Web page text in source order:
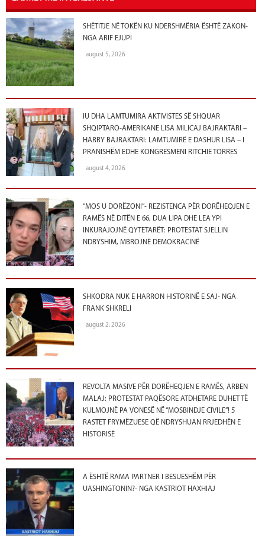
SHËTITJE NË TOKËN KU NDERSHMËRIA ËSHTË ZAKON-
NGA ARIF EJUPI
august 5, 2026
IU DHA LAMTUMIRA AKTIVISTES SË SHQUAR
SHQIPTARO-AMERIKANE LISA MILICAJ BAJRAKTARI –
HARRY BAJRAKTARI: LAMTUMIRË E DASHUR LISA – I
PRANISHËM EDHE KONGRESMENI RITCHIE TORRES
august 4, 2026
“MOS U DORËZONI”- REZISTENCA PËR DORËHEQJEN E
RAMËS NË DITËN E 66, DUA LIPA DHE LEA YPI
INKURAJOJNË QYTETARËT: PROTESTAT SJELLIN
NDRYSHIM, MBROJNË DEMOKRACINË
SHKODRA NUK E HARRON HISTORINË E SAJ- NGA
FRANK SHKRELI
august 2, 2026
REVOLTA MASIVE PËR DORËHEQJEN E RAMËS, ARBEN
MALAJ: PROTESTAT PAQËSORE ATDHETARE DUHET TË
KULMOJNË PA VONESË NË “MOSBINDJE CIVILE”! 5
RASTET FRYMËZUESE QË NDRYSHUAN RRJEDHËN E
HISTORISË
A ËSHTË RAMA PARTNER I BESUESHËM PËR
UASHINGTONIN?- NGA KASTRIOT HAXHIAJ